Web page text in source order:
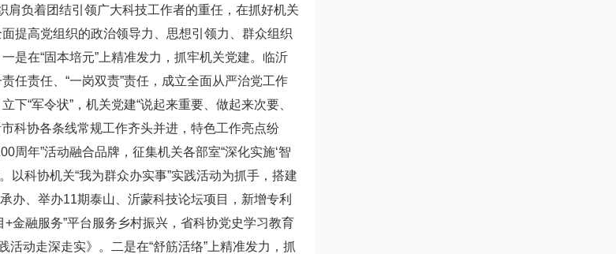
负着团结引领广大科技工作者的重任，在抓好机关
提高党组织的政治领导力、思想引领力、群众组织
是在“固本培元”上精准发力，抓牢机关党建。临沂
任责任、“一岗双责”责任，成立全面从严治党工作
“军令状”，机关党建“说起来重要、做起来次要、
科协各条线常规工作齐头并进，特色工作亮点纷
年”活动融合品牌，征集机关各部室“深化实施‘智
以科协机关“我为群众办实事”实践活动为抓手，搭建
办、举办11期泰山、沂蒙科技论坛项目，新增专利
金融服务”平台服务乡村振兴，省科协党史学习教育
动走深走实》。二是在“舒筋活络”上精准发力，抓